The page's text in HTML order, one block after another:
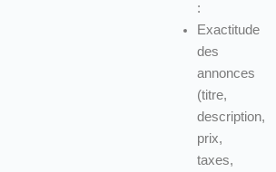
:
Exactitude
des
annonces
(titre,
description,
prix,
taxes,